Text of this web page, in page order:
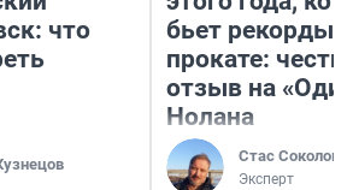
что
бьет рекорды в
прокате:
отзыв на
Нолана
Стас Соколов
Эксперт